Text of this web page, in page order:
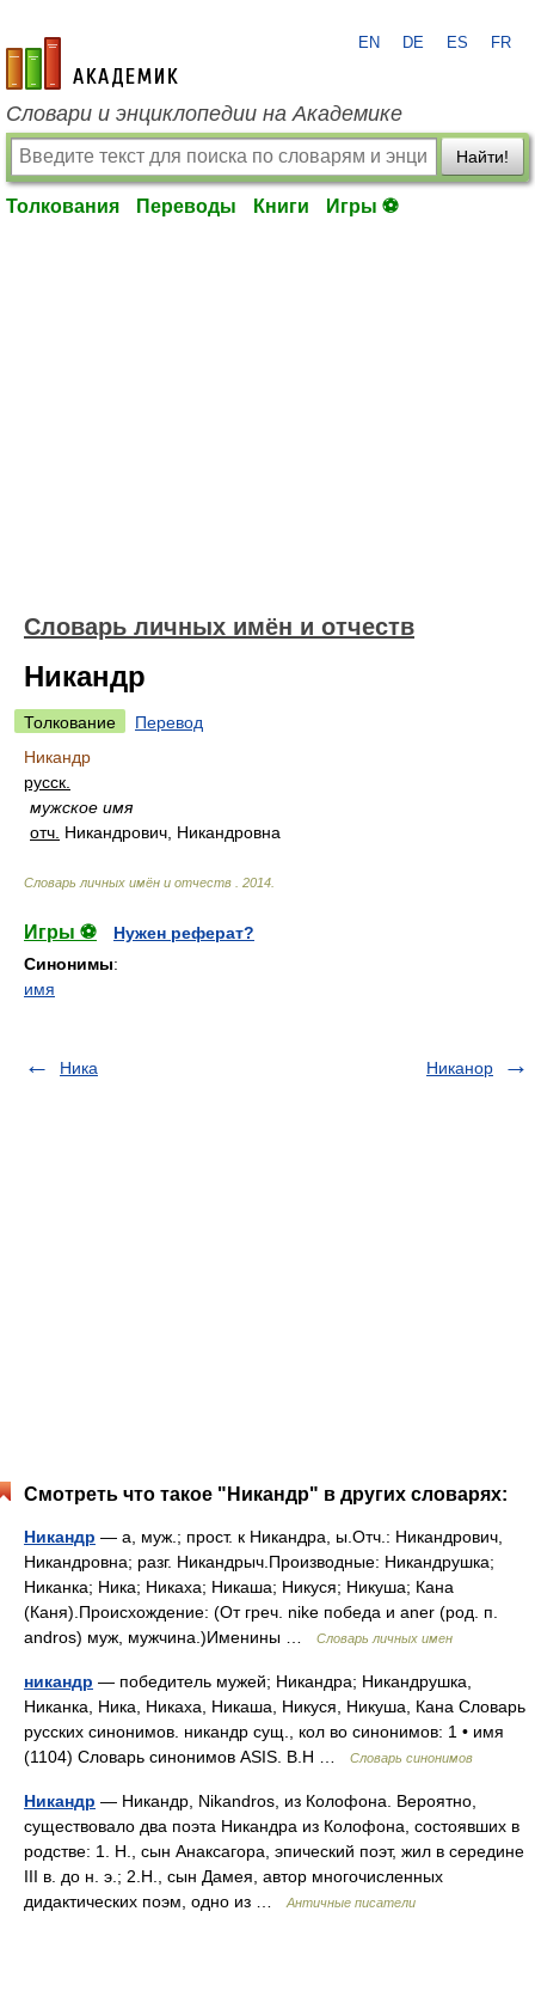
academic.ru
EN DE ES FR
Словари и энциклопедии на Академике
Найти!
Толкования Переводы Книги Игры ⚽
Словарь личных имён и отчеств
Никандр
Толкование
Перевод
Никандр
русск.
мужское имя
отч. Никандрович, Никандровна
Словарь личных имён и отчеств 2014
Игры ⚽
Нужен реферат?
Синонимы:
имя
Ника Никанор
Смотреть что такое "Никандр" в других словарях:
Никандр — а, муж.; прост. к Никандра, ы.Отч.: Никандрович,
Никандровна; разг. Никандрыч.Производные: Никандрушка;
Никанка; Ника; Никаха; Никаша; Никуся; Никуша; Кана
(Каня).Происхождение: (От греч. nike победа и aner (род. п.
andros) муж, мужчина.)Именины …
Словарь личных имен
никандр — победитель мужей; Никандра; Никандрушка,
Никанка, Ника, Никаха, Никаша, Никуся, Никуша, Кана Словарь
русских синонимов. никандр сущ., кол во синонимов: 1 • имя
(1104) Словарь синонимов ASIS. В.Н …
Словарь синонимов
Никандр — Никандр, Nikandros, из Колофона. Вероятно,
существовало два поэта Никандра из Колофона, состоявших в
родстве: 1. Н., сын Анаксагора, эпический поэт, жил в середине
III в. до н. э.; 2.Н., сын Дамея, автор многочисленных
дидактических поэм, одно из …
Античные писатели